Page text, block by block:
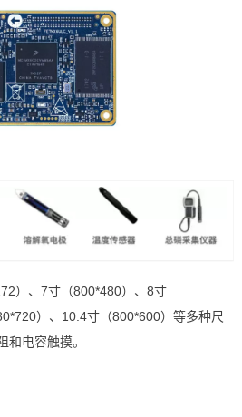
）、7寸（800*480）、8寸
）、10.4寸（800*600）等多种尺
和电容触摸。